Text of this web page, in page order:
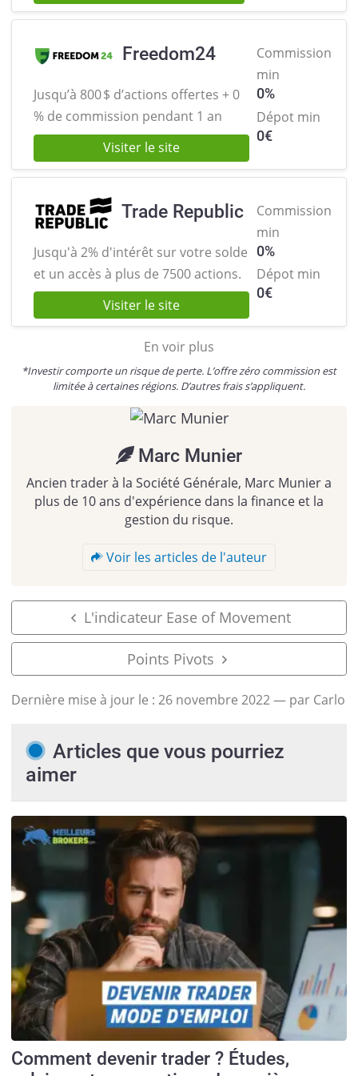
Freedom24
Jusqu’à 800 $ d’actions offertes +0
% de commission pendant 1 an
Visiter le site
Commission
min
0%
Dépot min
0€
Trade Republic
Jusqu'à 2% d'intérêt sur votre solde
et un accès à plus de 7500 actions.
Visiter le site
Commission
min
0%
Dépot min
0€
En voir plus
*Investir comporte un risque de perte. L’offre zéro commission est
limitée à certaines régions. D’autres frais s’appliquent.
Marc Munier
Ancien trader à la Société Générale, Marc Munier a
plus de 10 ans d'expérience dans la finance et la
gestion du risque.
Voir les articles de l'auteur
L'indicateur Ease of Movement
Points Pivots
Dernière mise à jour le : 26 novembre 2022— par Carlo
Articles que vous pourriez
aimer
Comment devenir trader ? Études,